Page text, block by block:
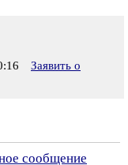
Заявить о
сообщение